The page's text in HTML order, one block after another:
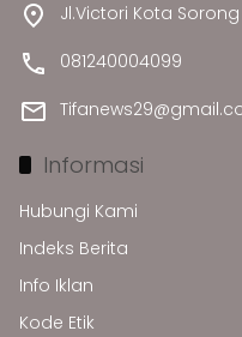
Jl.Victori Kota
081240004099
Informasi
Hubungi Kami
Indeks Berita
Info Iklan
Kode Etik